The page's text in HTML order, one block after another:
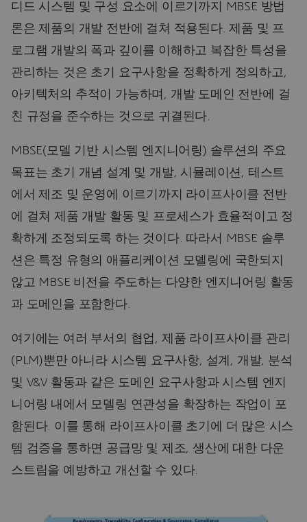
디드 시스템 및 구성 요소에 이르기까지 MBSE 방법
론은 제품의 개발 전반에 걸쳐 적용된다. 제품 및 프
로그램 개발의 폭과 깊이를 이해하고 복잡한 특성을
관리하는 것은 초기 요구사항을 정확하게 정의하고,
아키텍처의 추적이 가능하며, 개발 도메인 전반에 걸
친 규정을 준수하는 것으로 귀결된다.
MBSE(모델 기반 시스템 엔지니어링) 솔루션의 주요
목표는 초기 개념 설계 및 개발, 시뮬레이션, 테스트
에서 제조 및 운영에 이르기까지 라이프사이클 전반
에 걸쳐 제품 개발 활동 및 프로세스가 효율적이고 정
확하게 조정되도록 하는 것이다. 따라서 MBSE 솔루
션은 특정 유형의 애플리케이션 모델링에 국한되지
않고 MBSE 비전을 주도하는 다양한 엔지니어링 활동
과 도메인을 포함한다.
여기에는 여러 부서의 협업, 제품 라이프사이클 관리
(PLM)뿐만 아니라 시스템 요구사항, 설계, 개발, 분석
및 V&V 활동과 같은 도메인 요구사항과 시스템 엔지
니어링 내에서 모델링 연관성을 확장하는 작업이 포
함된다. 이를 통해 라이프사이클 초기에 더 많은 시스
템 검증을 통하면 공급망 및 제조, 생산에 대한 다운
스트림을 예방하고 개선할 수 있다.